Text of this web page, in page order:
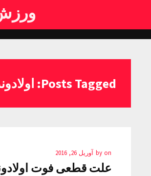
Posts Tagged: اولادوند
by on آوریل 26, 2016
علت قطعی فوت